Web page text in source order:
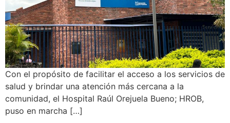
Con el propósito de facilitar el acceso a los servicios de
salud y brindar una atención más cercana a la
comunidad, el Hospital Raúl Orejuela Bueno; HROB,
puso en marcha […]